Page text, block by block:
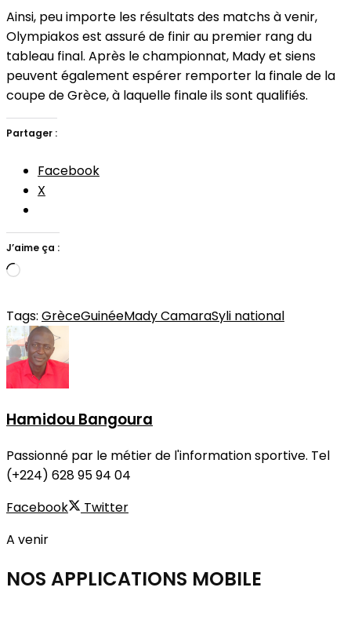
Ainsi, peu importe les résultats des matchs à venir,
Olympiakos est assuré de finir au premier rang du
tableau final. Après le championnat, Mady et siens
peuvent également espérer remporter la finale de la
coupe de Grèce, à laquelle finale ils sont qualifiés.
Partager :
Facebook
X
J’aime ça :
Chargement…
Tags: GrèceGuinéeMady CamaraSyli national
Hamidou Bangoura
Passionné par le métier de l'information sportive. Tel
(+224) 628 95 94 04
Facebook
Twitter
A venir
NOS APPLICATIONS MOBILE